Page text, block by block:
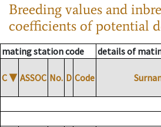
Breeding values and
coefficients of potential
mating station code details of
C ▼ ASSOC No. D Code